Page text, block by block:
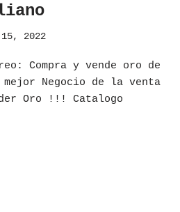
15, 2022
Compra y vende oro de
Negocio de la venta
Oro !!! Catalogo